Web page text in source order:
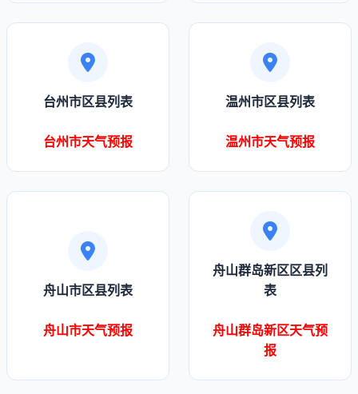
台州市区县列表
台州市天气预报
温州市区县列表
温州市天气预报
舟山市区县列表
舟山市天气预报
舟山群岛新区区县列
表
舟山群岛新区天气预
报